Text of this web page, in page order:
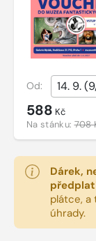
Od:
588 Kč
Na stánku:708
Dárek,
plátce, a
úhrady.